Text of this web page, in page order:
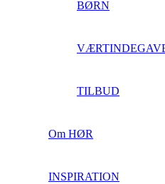
BØRN
TILBUD
Om HØR
INSPIRATION